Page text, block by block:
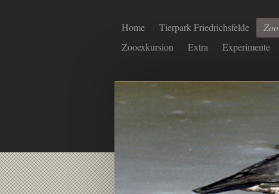
Home Tierpark Friedrichsfelde Zoo
Zooexkursion
Extra Experimente